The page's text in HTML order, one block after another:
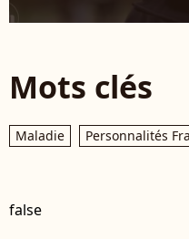
Mots clés
Maladie Personnalités
false